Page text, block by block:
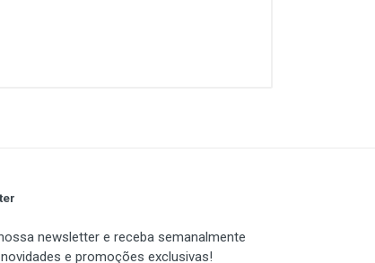
mãe M-ATX/Mini-ITX,
newsletter e receba semanalmente
e promoções exclusivas!